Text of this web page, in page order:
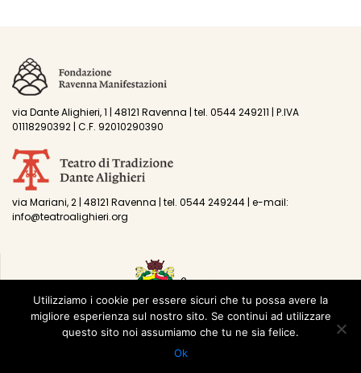
via Dante Alighieri, 1 | 48121 Ravenna | tel. 0544 249211 | P.IVA
01118290392 | C.F. 92010290390
via Mariani, 2 | 48121 Ravenna | tel. 0544 249244 | e-mail:
info@teatroalighieri.org
Utilizziamo i cookie per essere sicuri che tu possa avere la
migliore esperienza sul nostro sito. Se continui ad utilizzare
questo sito noi assumiamo che tu ne sia felice.
Ok